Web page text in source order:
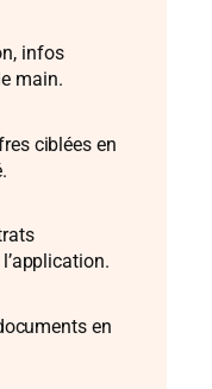
infos
main.
ciblées en
en